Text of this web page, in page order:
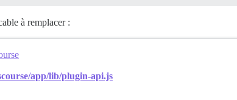
à remplacer :
app/lib/plugin-api.js